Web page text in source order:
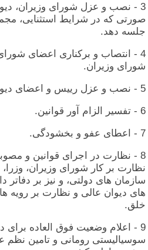
3 - نصب‏ و عزل‏ شورای‏ وزیران‏،
صورتی‏ که‏ در شرایط استثنایی‏،
جلسه‏ دهد.
4 - انتصاب‏ و برکناری‏ اعضای‏
شورای‏ وزیران‏.
5 - نصب‏ و عزل‏ رییس‏ و اعضای‏ دیوان‏ عالی‏.
6 - تفسیر الزام‏ آور قوانین‏.
7 - اعطای‏ عفو و بخشودگی‏.
8 - نظارت‏ در اجرای‏ قوانین‏ و
نظارت‏ بر کار شورای‏ وزیران‏،
سازمان‏ های‏ دولتی‏، و نیز بر دفاتر
های‏ دیوان‏ عالی‏ و نظارت‏ بر رویه‏
خلق‏.
9 - اعلام‏ وضعیت‏ فوق‏ العاده‏ برای‏
سوسیالیستی‏ رومانی‏ و تامین‏ نظم‏